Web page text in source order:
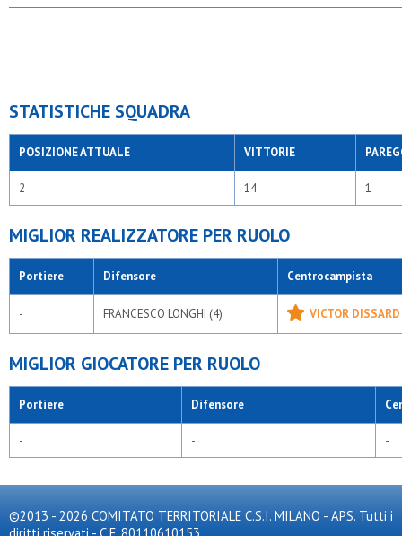
STATISTICHE SQUADRA
POSIZIONE ATTUALE VITTORIE
2 14 1
MIGLIOR REALIZZATORE PER RUOLO
Portiere Difensore Centrocampista
- FRANCESCO LONGHI (4) VICTOR
MIGLIOR GIOCATORE PER RUOLO
Portiere Difensore
- - -
©2013 - 2026 COMITATO TERRITORIALE C.S.I. MILANO - APS. Tutti i